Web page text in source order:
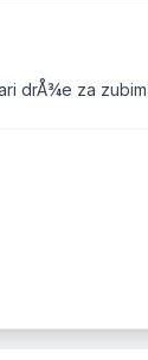
drÅ¾e za